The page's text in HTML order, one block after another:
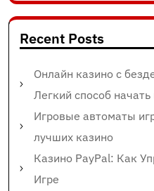
Recent Posts
Онлайн казино с
Легкий способ начать
Игровые автоматы
лучших казино
Казино PayPal: Как
Игре